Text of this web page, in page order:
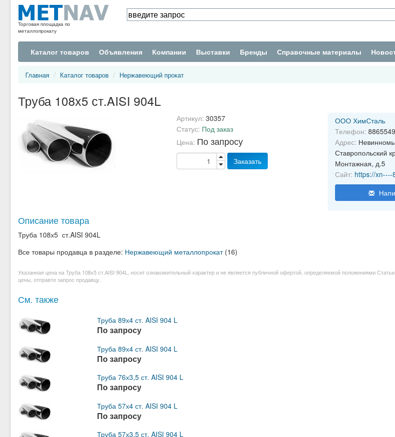
Торговая площадка по
металлопрокату
Каталог товаров Объявления Компании Выставки Бренды Справочные материалы
Главная Каталог товаров Нержавеющий прокат
Труба 108х5 ст.AISI 904L
Артикул: 30357
Статус: Под заказ
Цена: По запросу
Заказать
ООО ХимСталь
Телефон:
Адрес:
Ставропольский
Монтажная, д.5
Сайт: https://
Описание товара
Труба 108х5 ст.AISI 904L
Все товары продавца в разделе: Нержавеющий металлопрокат(16)
Указанная цена на Труба 108х5 ст.AISI 904L, носит ознакомительный характер и не является публичной офертой, определяемой положениями
цены, отправте запрос продавцу.
См. также
Труба 89х4 ст. AISI 904 L
По запросу
Труба 89х4 ст. AISI 904 L
По запросу
Труба 76х3,5 ст. AISI 904 L
По запросу
Труба 57х4 ст. AISI 904 L
По запросу
Труба 57х3,5 ст. AISI 904 L